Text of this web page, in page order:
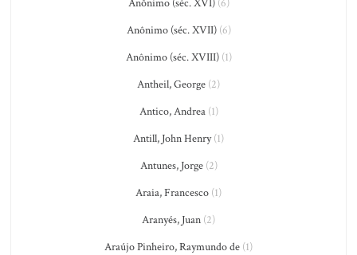
Anônimo (séc. XVI)(6)
Anônimo (séc. XVII)(6)
Anônimo (séc. XVIII)(1)
Antheil, George (2)
Antico, Andrea(1)
Antill, John Henry(1)
Antunes, Jorge(2)
Araia, Francesco (1)
Aranyés, Juan (2)
Araújo Pinheiro, Raymundo de (1)